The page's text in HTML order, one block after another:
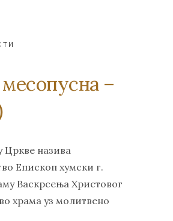
–
Цркве назива
Епископ хумски г.
Васкрсења Христовог
храма уз молитвено